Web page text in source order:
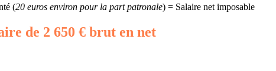
(20 euros environ pour la part patronale) = Salaire net imposable
de 2 650 € brut en net